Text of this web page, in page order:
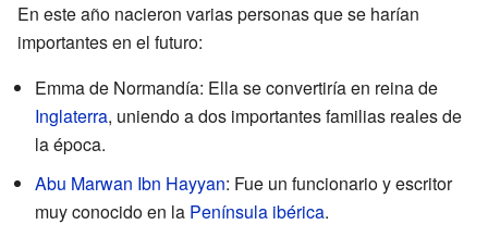
En este año nacieron varias personas que se harían
importantes en el futuro:
Emma de Normandía: Ella se convertiría en reina de
Inglaterra, uniendo a dos importantes familias reales de
la época.
Abu Marwan Ibn Hayyan: Fue un funcionario y escritor
muy conocido en la Península ibérica.